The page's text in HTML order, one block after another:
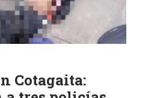
Cotagaita: